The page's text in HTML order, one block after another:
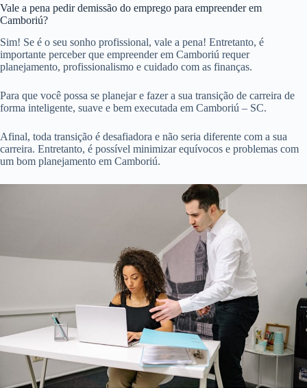
Vale a pena pedir demissão do emprego para empreender em
Camboriú?
Sim! Se é o seu sonho profissional, vale a pena! Entretanto, é
importante perceber que empreender em Camboriú requer
planejamento, profissionalismo e cuidado com as finanças.
Para que você possa se planejar e fazer a sua transição de carreira de
forma inteligente, suave e bem executada em Camboriú – SC.
Afinal, toda transição é desafiadora e não seria diferente com a sua
carreira. Entretanto, é possível minimizar equívocos e problemas com
um bom planejamento em Camboriú.